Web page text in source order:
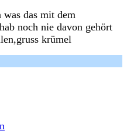
das mit dem
noch nie davon gehört
krümel